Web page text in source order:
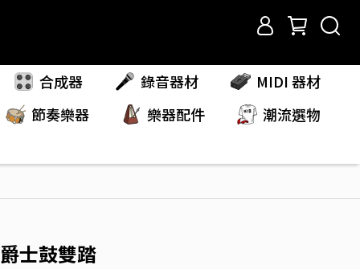
合成器 錄音器材
MIDI 器材
節奏樂器
樂器配件 潮流選物
士鼓雙踏